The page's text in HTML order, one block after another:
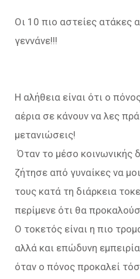
Οι 10 πιο αστείες ατάκες
γεννάνε!!!
Η αλήθεια είναι ότι ο
αέρια σε κάνουν να λες
μετανιώσεις!
Όταν το μέσο κοινωνικής
ζήτησε από γυναίκες να
τους κατά τη διάρκεια
περίμενε ότι θα
Ο τοκετός είναι η πιο
αλλά και επώδυνη
όταν ο πόνος προκαλεί